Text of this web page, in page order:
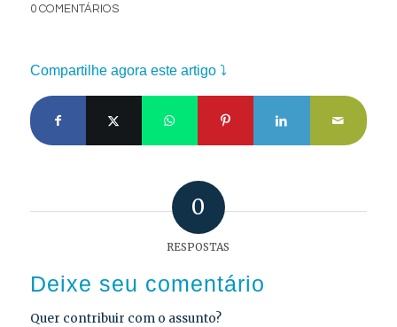
0 COMENTÁRIOS
Compartilhe agora este artigo ⤵
0
RESPOSTAS
Deixe seu comentário
Quer contribuir com o assunto?